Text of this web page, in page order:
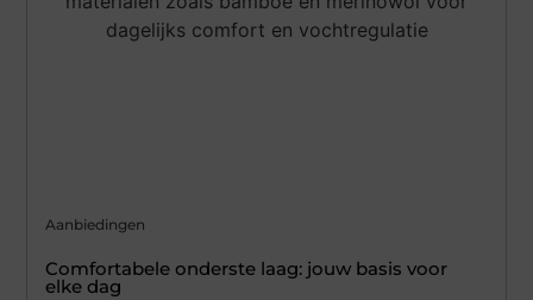
Aanbiedingen
Comfortabele onderste laag: jouw basis voor
elke dag